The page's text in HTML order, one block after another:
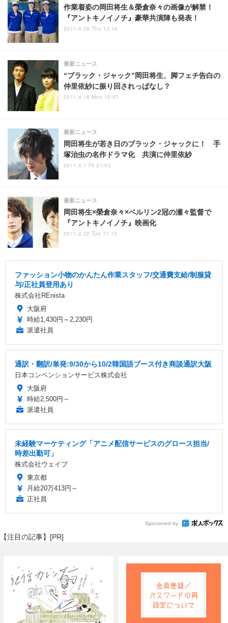
作業着姿の岡田将生＆榮倉奈々の画像が解禁！
『アントキノイノチ』豪華共演陣も発表！
2011.4.28 Thu 12:14
“ブラック・ジャック”岡田将生、脚フェチ告白の
仲里依紗に振り回されっぱなし？
最新ニュース
2011.4.18 Mon 15:07
岡田将生が若き日のブラック・ジャックに！ 手
塚治虫の名作ドラマ化 共演に仲里依紗
最新ニュース
2011.4.1 Fri 21:02
岡田将生×榮倉奈々×ベルリン2冠の瀬々監督で
『アントキノイノチ』映画化
最新ニュース
2011.2.22 Tue 17:13
ファッション小物のかんたん作業スタッフ/交通費支給/制服貸
与/正社員登用あり
株式会社REnista
大阪府
時給1,430円～2,230円
派遣社員
通訳・翻訳/単発:9/30から10/2韓国語ブース付き商談通訳大阪
日本コンベンションサービス株式会社
大阪府
時給2,500円～
派遣社員
未経験マーケティング「アニメ配信サービスのグロース担当/
時差出勤可」
株式会社ウェイブ
東京都
月給20万413円～
正社員
Sponsored by
【注目の記事】[PR]